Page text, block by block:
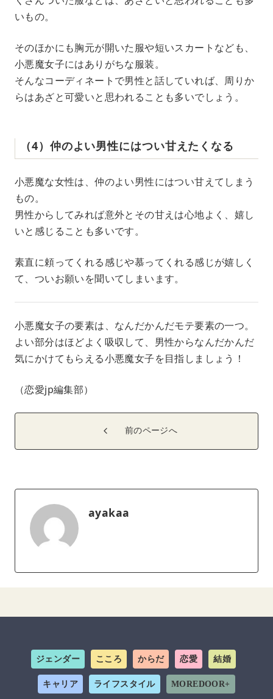
いもの。
そのほかにも胸元が開いた服や短いスカートなども、
小悪魔女子にはありがちな服装。
そんなコーディネートで男性と話していれば、周りか
らはあざと可愛いと思われることも多いでしょう。
（4）仲のよい男性にはつい甘えたくなる
小悪魔な女性は、仲のよい男性にはつい甘えてしまう
もの。
男性からしてみれば意外とその甘えは心地よく、嬉し
いと感じることも多いです。
素直に頼ってくれる感じや慕ってくれる感じが嬉しく
て、ついお願いを聞いてしまいます。
小悪魔女子の要素は、なんだかんだモテ要素の一つ。
よい部分はほどよく吸収して、男性からなんだかんだ
気にかけてもらえる小悪魔女子を目指しましょう！
（恋愛jp編集部）
前のページへ
ayakaa
ジェンダー こころ からだ 恋愛 結婚
キャリア ライフスタイル MOREDOOR+